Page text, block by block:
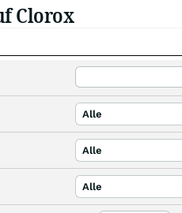
Clorox
Alle
Alle
Alle